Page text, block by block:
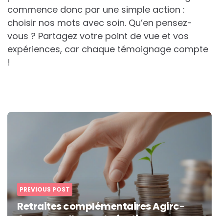
commence donc par une simple action :
choisir nos mots avec soin. Qu’en pensez-
vous ? Partagez votre point de vue et vos
expériences, car chaque témoignage compte
!
Post
navigation
PREVIOUS POST
Retraites complémentaires Agirc-